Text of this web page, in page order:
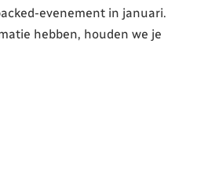
evenement in januari.
hebben, houden we je